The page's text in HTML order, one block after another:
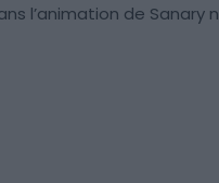
l’animation de